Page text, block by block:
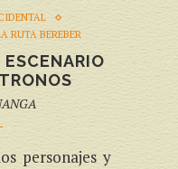
RUTA BEREBER
personajes y